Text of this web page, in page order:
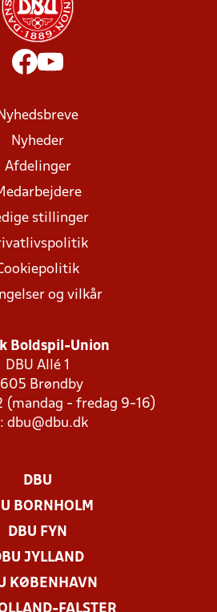
Nyhedsbreve
Nyheder
Afdelinger
stillinger
og vilkår
Boldspil-Union
DBU Allé 1
Brøndby
(mandag - fredag 9-16)
dbu@dbu.dk
DBU
BORNHOLM
DBU FYN
JYLLAND
KØBENHAVN